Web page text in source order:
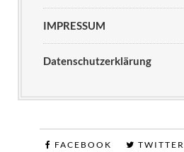
IMPRESSUM
Datenschutzerklärung
FACEBOOK TWITTER